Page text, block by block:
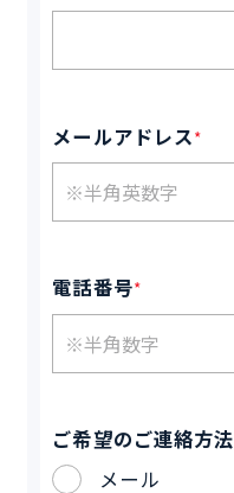
メールアドレス*
電話番号*
ご希望のご連絡方法
メール